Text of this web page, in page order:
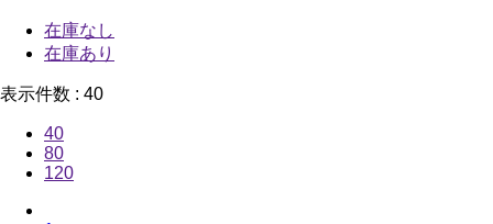
在庫なし
在庫あり
表示件数 : 40
40
80
120